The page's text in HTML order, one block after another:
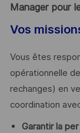
Manager pour
Vos
Vous êtes
opérationnelle
rechanges) en
coordination
Garantir la